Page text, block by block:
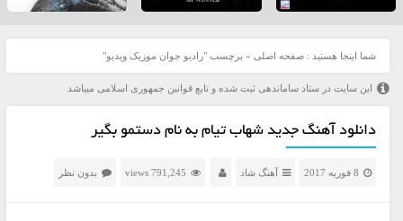
شما اینجا هستید : صفحه اصلی » برچسب "راديو جوان موزيک ويديو"
این سایت در ستاد ساماندهی ثبت شده و تابع قوانین جمهوری اسلامی میباشد
دانلود آهنگ جدید شهاب تیام به نام دستمو بگیر
8 فوریه 2017 آهنگ شاد 791,245 views بدون نظر